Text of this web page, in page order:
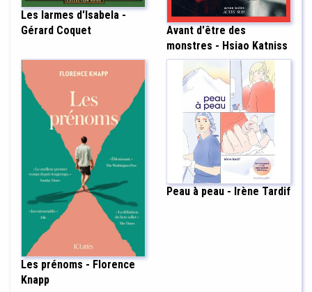
Les larmes d'Isabela -
Gérard Coquet
Avant d'être des
monstres - Hsiao Katniss
Les prénoms - Florence
Knapp
Peau à peau - Irène Tardif